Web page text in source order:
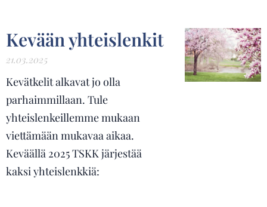
Kevään yhteislenkit
21.03.2025
Kevätkelit alkavat jo olla
parhaimmillaan. Tule
yhteislenkeillemme mukaan
viettämään mukavaa aikaa.
Keväällä 2025 TSKK järjestää
kaksi yhteislenkkiä: